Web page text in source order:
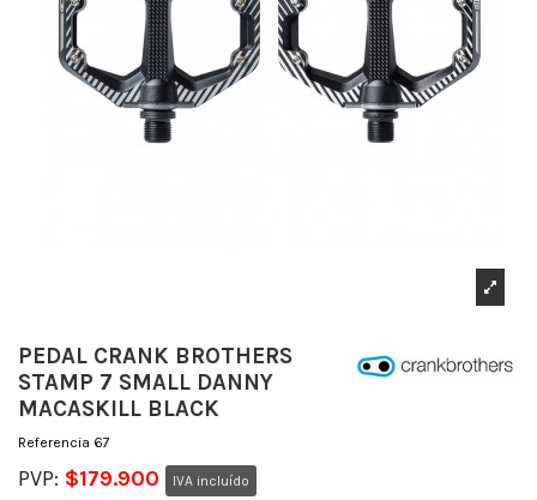
PEDAL CRANK BROTHERS
STAMP 7 SMALL DANNY
MACASKILL BLACK
Referencia 67
PVP: $179.900
IVA incluído